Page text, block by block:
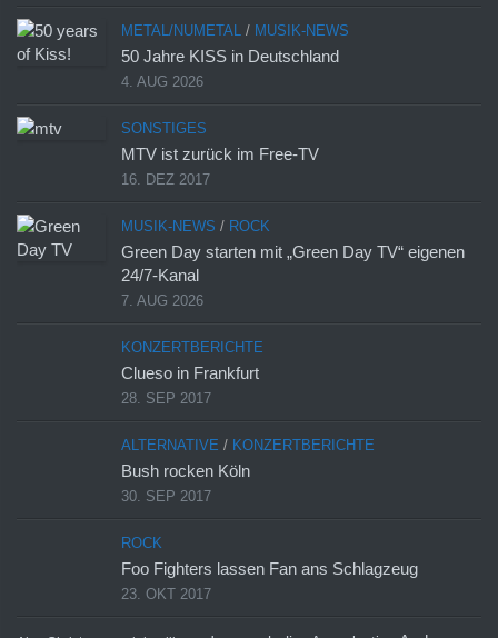
METAL/NUMETAL / MUSIK-NEWS
50 Jahre KISS in Deutschland
4. AUG 2026
SONSTIGES
MTV ist zurück im Free-TV
16. DEZ 2017
MUSIK-NEWS / ROCK
Green Day starten mit „Green Day TV“ eigenen
24/7-Kanal
7. AUG 2026
KONZERTBERICHTE
Clueso in Frankfurt
28. SEP 2017
ALTERNATIVE / KONZERTBERICHTE
Bush rocken Köln
30. SEP 2017
ROCK
Foo Fighters lassen Fan ans Schlagzeug
23. OKT 2017